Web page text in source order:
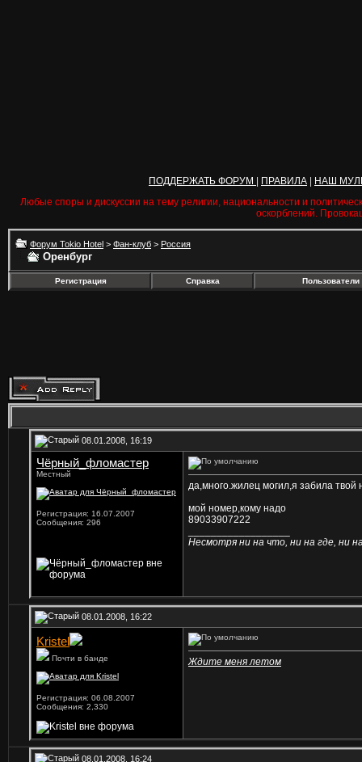
ПОДДЕРЖАТЬ ФОРУМ ПРАВИЛА
НАШ
Любые споры и дискуссии на тему религии, национальности и
оскорблений.
Форум Tokio Hotel > Фан-клуб > Россия
Оренбург
Регистрация Справка Пользователи
08.01.2008, 16:19
Чёрный_фломастер
Местный
Регистрация: 16.07.2007
Сообщения: 296
да,много.жилец могил,я забила твой
мой номер,кому надо
89033907222
Несмотря ни на что, ни на где, ни
08.01.2008, 16:22
Kristel
Почти в банде
Регистрация: 06.08.2007
Сообщения: 2,330
Ждите меня летом
08.01.2008, 16:24